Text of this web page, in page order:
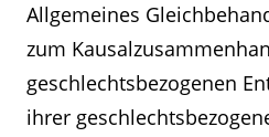
Allgemeines
zum
geschlechtsbezogenen
ihrer